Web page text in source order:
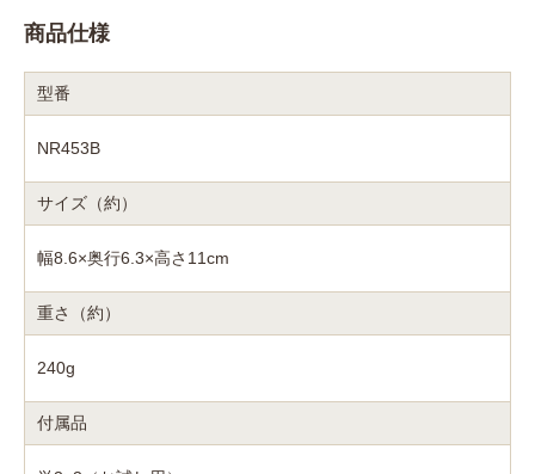
商品仕様
型番
NR453B
サイズ（約）
幅8.6×奥行6.3×高さ11cm
重さ（約）
240g
付属品